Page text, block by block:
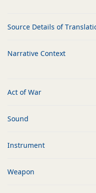
Source Details of
Narrative Context
Act of War
Sound
Instrument
Weapon